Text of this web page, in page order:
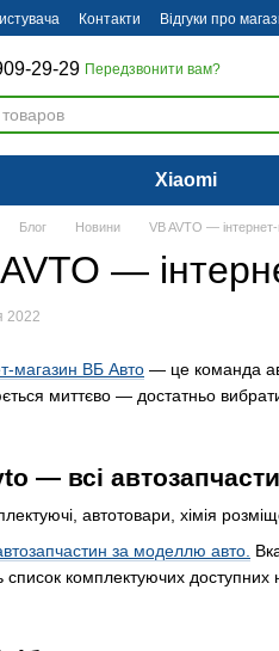
Контакти Відгуки про
29-29 Передзвонити вам?
Xiaomi
Блог Новини VB AVTO —
—
2022
магазин ВБ Авто — це команда
миттєво — достатньо
— всі
автотовари, хімія
за моделлю авто.
список комплектуючих доступних